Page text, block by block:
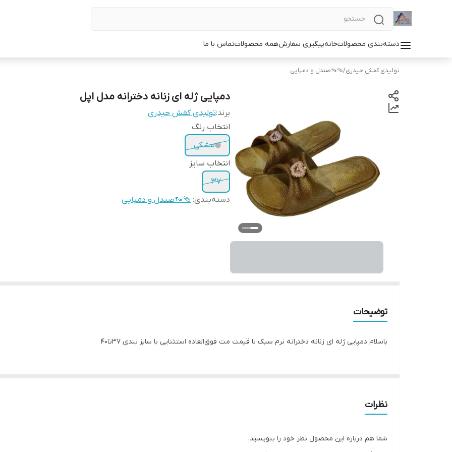
دسته‌بندی محصولاتخانهپیگیری سفارشهمه محصولاتتماس با ما
تولیدی کفش حیدری/🩴👡صندل و دمپایی
دمپایی ژله ای زنانه دخترانه مدل اپل
برند:تولیدی کفش حیدری
انتخاب رنگ
مشکی
انتخاب سایز
37
دسته‌بندی: 🩴👡صندل و دمپایی
توضیحات
باسلام دمپایی ژله ای زنانه دخترانه نرم سبک با قیمت مت فوق‌العاده استثنایی با سایز بندی ۳۷تا۴۰
نظرات
شما هم درباره این محصول نظر خود را بنویسید.